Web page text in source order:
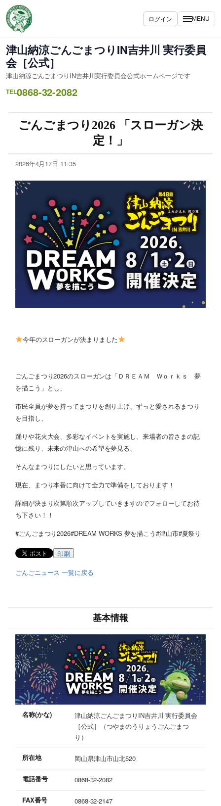
ログイン MENU
津山納涼ごんごまつりIN吉井川 実行委員
会［公式］
津山納涼ごんごまつりIN吉井川実行委員会公式ホームページです
TEL0868-32-2082
ごんごまつり2026 「スローガン決
定！」
2026年4月17日 11:35
今年のスローガンが決まりました
ごんごまつり2026のスローガンは「ＤＲＥＡＭ Ｗｏｒｋｓ 夢
を描こう」とし、
市民全員が夢を持ってまつりを創り上げ、ずっと愛されるまつり
を目指し、
踊りや花火大会、多彩なイベントを実施し、来場者の皆さまの記
憶に残り、未来の津山への希望を夢見る、
そんなまつりにしたいと思っています。
現在、まつり本番に向けて全力で準備をしております！
詳細が決まり次第順次アップしていきますのでフォローしてお待
ち下さい！！
#ごんごまつり2026#DREAM WORKS 夢を描こう#津山市#夏祭り
印刷
ごんごニュース 一覧に戻る
基本情報
名称(かな)
津山納涼ごんごまつりIN吉井川 実行委員会
［公式］（つやまのうりょうごんごまつ
り）
所在地 岡山県津山市山北520
電話番号 0868-32-2082
FAX番号 0868-32-2147